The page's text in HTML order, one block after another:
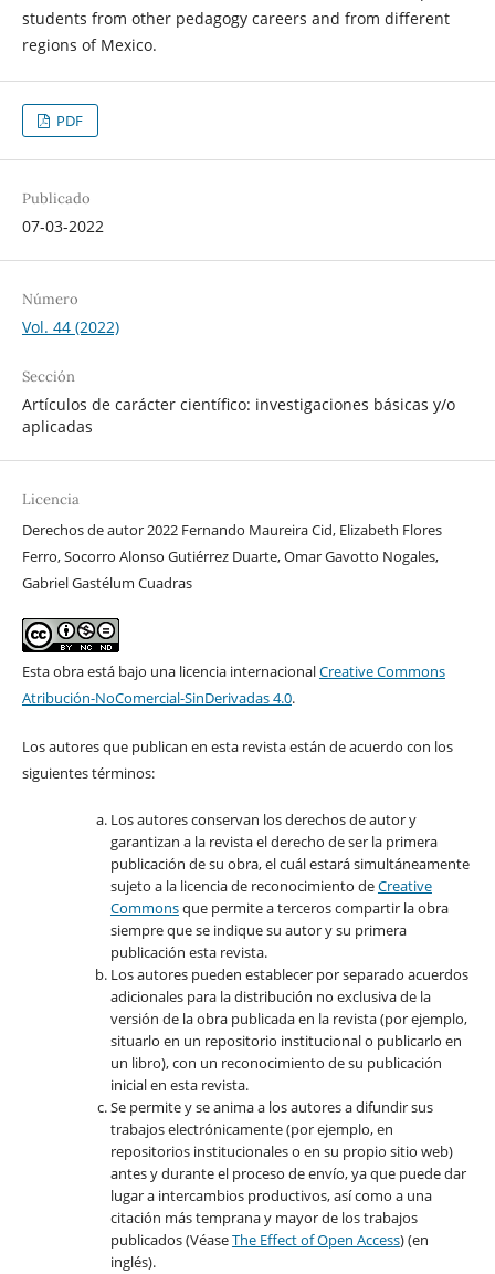
students from other pedagogy careers and from different
regions of Mexico.
PDF
Publicado
07-03-2022
Número
Vol. 44 (2022)
Sección
Artículos de carácter científico: investigaciones básicas y/o
aplicadas
Licencia
Derechos de autor 2022 Fernando Maureira Cid, Elizabeth Flores
Ferro, Socorro Alonso Gutiérrez Duarte, Omar Gavotto Nogales,
Gabriel Gastélum Cuadras
Esta obra está bajo una licencia internacionalCreative Commons
Atribución-NoComercial-SinDerivadas 4.0.
Los autores que publican en esta revista están de acuerdo con los
siguientes términos:
Los autores conservan los derechos de autor y
garantizan a la revista el derecho de ser la primera
publicación de su obra, el cuál estará simultáneamente
sujeto a la licencia de reconocimiento deCreative
Commonsque permite a terceros compartir la obra
siempre que se indique su autor y su primera
publicación esta revista.
Los autores pueden establecer por separado acuerdos
adicionales para la distribución no exclusiva de la
versión de la obra publicada en la revista (por ejemplo,
situarlo en un repositorio institucional o publicarlo en
un libro), con un reconocimiento de su publicación
inicial en esta revista.
Se permite y se anima a los autores a difundir sus
trabajos electrónicamente (por ejemplo, en
repositorios institucionales o en su propio sitio web)
antes y durante el proceso de envío, ya que puede dar
lugar a intercambios productivos, así como a una
citación más temprana y mayor de los trabajos
publicados (VéaseThe Effect of Open Access) (en
inglés).